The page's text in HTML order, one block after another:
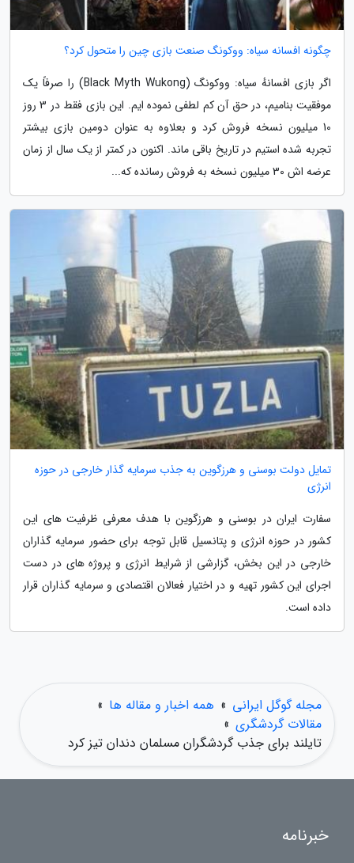
چگونه افسانه سیاه: ووکونگ صنعت بازی چین را متحول کرد؟
اگر بازی افسانهٔ سیاه: ووکونگ (Black Myth Wukong) را صرفاً یک
موفقیت بنامیم، در حق آن کم لطفی نموده ایم. این بازی فقط در 3 روز
10 میلیون نسخه فروش کرد و بعلاوه به عنوان دومین بازی بیشتر
تجربه شده استیم در تاریخ باقی ماند. اکنون در کمتر از یک سال از زمان
عرضه اش 30 میلیون نسخه به فروش رسانده که...
تمایل دولت بوسنی و هرزگوین به جذب سرمایه گذار خارجی در حوزه
انرژی
سفارت ایران در بوسنی و هرزگوین با هدف معرفی ظرفیت های این
کشور در حوزه انرژی و پتانسیل قابل توجه برای حضور سرمایه گذاران
خارجی در این بخش، گزارشی از شرایط انرژی و پروژه های در دست
اجرای این کشور تهیه و در اختیار فعالان اقتصادی و سرمایه گذاران قرار
داده است.
مجله گوگل ایرانی » همه اخبار و مقاله ها »
مقالات گردشگری »
تایلند برای جذب گردشگران مسلمان دندان تیز کرد
خبرنامه